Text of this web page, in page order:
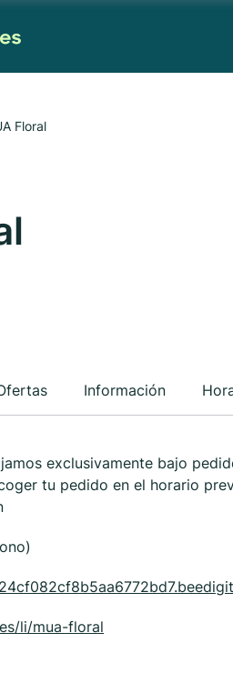
Floral
Información
exclusivamente bajo
tu pedido en el horario
li/mua-floral